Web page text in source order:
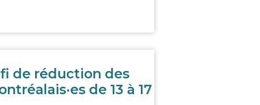
de réduction des
de 13 à 17